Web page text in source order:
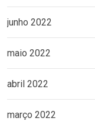
junho 2022
maio 2022
abril 2022
março 2022